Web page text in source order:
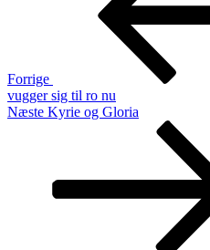
Forrige
vugger sig til ro nu
Næste
Næste Kyrie og Gloria